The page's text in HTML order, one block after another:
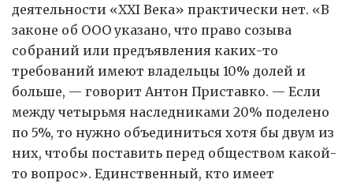
деятельности «XXI Века» практически нет. «В
законе об ООО указано, что право созыва
собраний или предъявления каких-то
требований имеют владельцы 10% долей и
больше, — говорит Антон Приставко. — Если
между четырьмя наследниками 20% поделено
по 5%, то нужно объединиться хотя бы двум из
них, чтобы поставить перед обществом какой-
то вопрос». Единственный, кто имеет